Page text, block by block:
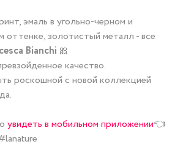
эмаль в угольно-черном и
оттенке, золотистый металл - все
Bianchi 🎀
качество.
роскошной с новой коллекцией
увидеть в мобильном приложении👈